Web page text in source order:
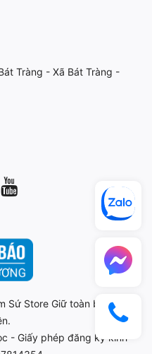
Tràng - Xã Bát Tràng -
Sứ StoreGiữ toàn bộ bản
- Giấy phép đăng ký kinh